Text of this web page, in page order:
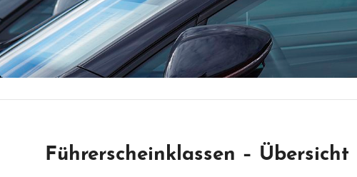
Führerscheinklassen – Übersicht